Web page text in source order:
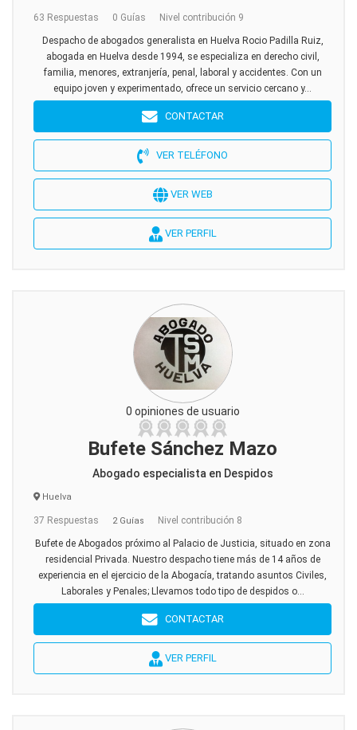
63 Respuestas 0 Guías Nivel contribución 9
Despacho de abogados generalista en Huelva Rocio Padilla Ruiz,
abogada en Huelva desde 1994, se especializa en derecho civil,
familia, menores, extranjería, penal, laboral y accidentes. Con un
equipo joven y experimentado, ofrece un servicio cercano y...
CONTACTAR
VER TELÉFONO
VER WEB
VER PERFIL
0 opiniones de usuario
Bufete Sánchez Mazo
Abogado especialista en Despidos
Huelva
37 Respuestas 2 Guías Nivel contribución 8
Bufete de Abogados próximo al Palacio de Justicia, situado en zona
residencial Privada. Nuestro despacho tiene más de 14 años de
experiencia en el ejercicio de la Abogacía, tratando asuntos Civiles,
Laborales y Penales; Llevamos todo tipo de despidos o...
CONTACTAR
VER PERFIL